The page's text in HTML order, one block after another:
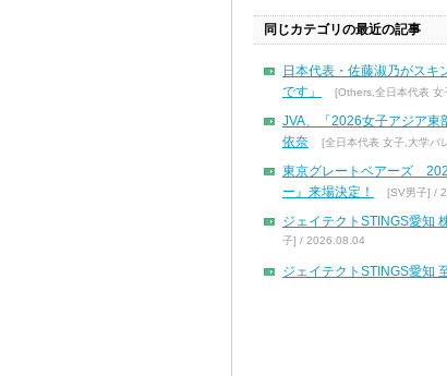
同じカテゴリの最近の記事
日本代表・佐藤淑乃がスキ
です」
[Others,全日本代表
JVA、「2026女子アジア東
依奈
[全日本代表 女子,大学バ
東京グレートベアーズ
ー』来場決定！
[SV男子] /
ジェイテクトSTINGS愛知
子] / 2026.08.04
ジェイテクトSTINGS愛知